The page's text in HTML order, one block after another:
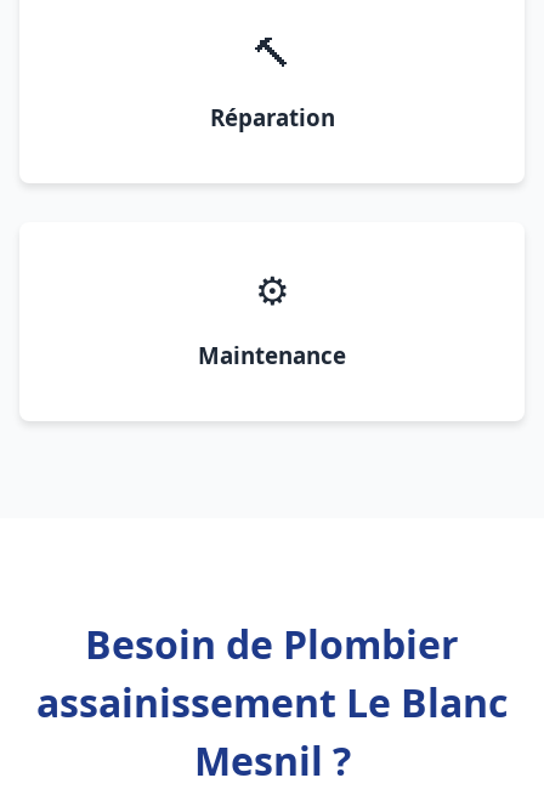
🔨
Réparation
⚙️
Maintenance
Besoin de Plombier
assainissement Le Blanc
Mesnil ?